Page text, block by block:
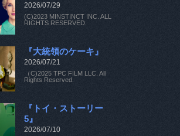
2026/07/29
(C)2023 MINSTINCT INC. ALL
RIGHTS RESERVED.
『大統領のケーキ』
2026/07/21
（C)2025 TPC FILM LLC. All
Rights Reserved.
『トイ・ストーリー
5』
2026/07/10